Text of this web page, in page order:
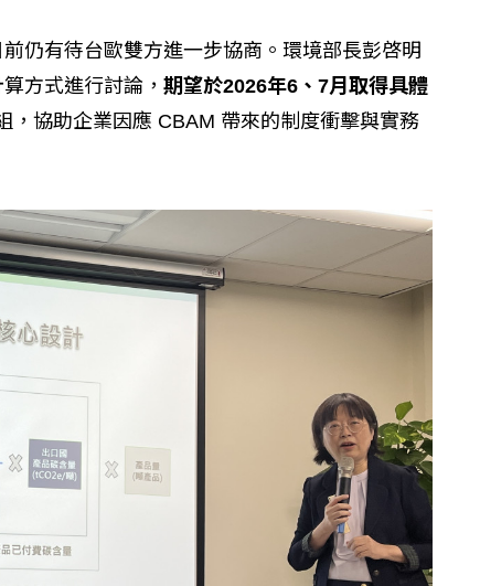
仍有待台歐雙方進一步協商。環境部長彭啓明
方式進行討論， 期望於2026年6、7月取得具體
，協助企業因應 CBAM 帶來的制度衝擊與實務